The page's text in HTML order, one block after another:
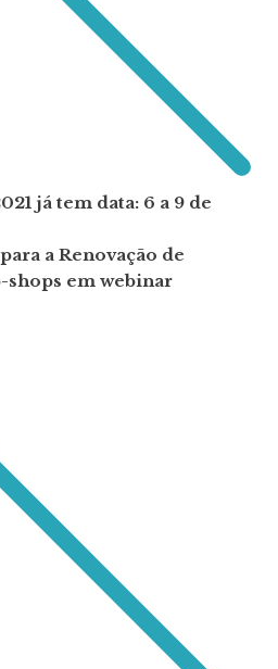
já tem data: 6 a 9 de
a Renovação de
em webinar